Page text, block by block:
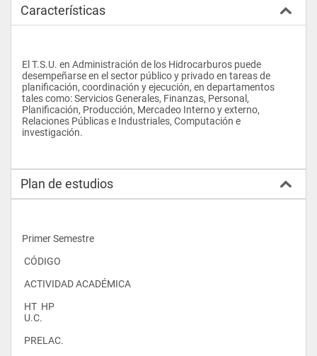
Características
El T.S.U. en Administración de los Hidrocarburos puede
desempeñarse en el sector público y privado en tareas de
planificación, coordinación y ejecución, en departamentos
tales como: Servicios Generales, Finanzas, Personal,
Planificación, Producción, Mercadeo Interno y externo,
Relaciones Públicas e Industriales, Computación e
investigación.
Plan de estudios
Primer Semestre
CÓDIGO
ACTIVIDAD ACADÉMICA
HT  HP
U.C.
PRELAC.